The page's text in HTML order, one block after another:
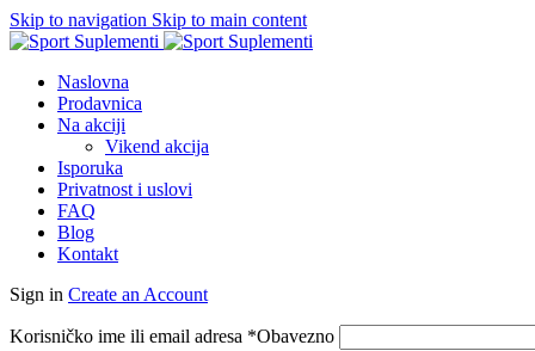
Skip to navigation Skip to main content
Naslovna
Prodavnica
Na akciji
Vikend akcija
Isporuka
Privatnost i uslovi
FAQ
Blog
Kontakt
Sign in Create an Account
Korisničko ime ili email adresa *Obavezno